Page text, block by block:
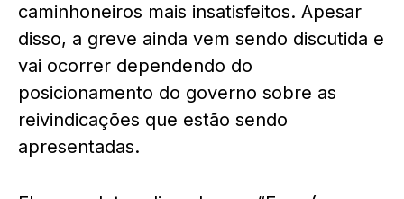
caminhoneiros mais insatisfeitos. Apesar
disso, a greve ainda vem sendo discutida e
vai ocorrer dependendo do
posicionamento do governo sobre as
reivindicações que estão sendo
apresentadas.